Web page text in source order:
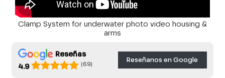
Clamp System for underwater photo video housing &
arms
Reseñas
4.9
(69)
Reseñanos en Google